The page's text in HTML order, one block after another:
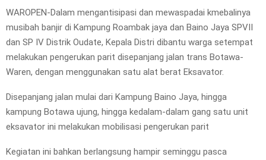
WAROPEN-Dalam mengantisipasi dan mewaspadai kmebalinya
musibah banjir di Kampung Roambak jaya dan Baino Jaya SPVII
dan SP IV Distrik Oudate, Kepala Distri dibantu warga setempat
melakukan pengerukan parit disepanjang jalan trans Botawa-
Waren, dengan menggunakan satu alat berat Eksavator.
Disepanjang jalan mulai dari Kampung Baino Jaya, hingga
kampung Botawa ujung, hingga kedalam-dalam gang satu unit
eksavator ini melakukan mobilisasi pengerukan parit
Kegiatan ini bahkan berlangsung hampir seminggu pasca